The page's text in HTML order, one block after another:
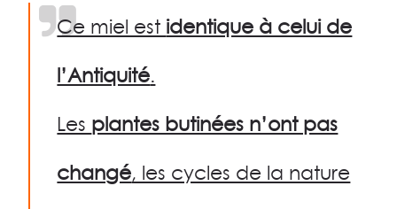
Ce miel est identique à celui de
l’Antiquité.
Les plantes butinées n’ont pas
changé, les cycles de la nature